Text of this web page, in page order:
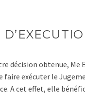
décision obtenue, Me
faire exécuter le
A cet effet, elle